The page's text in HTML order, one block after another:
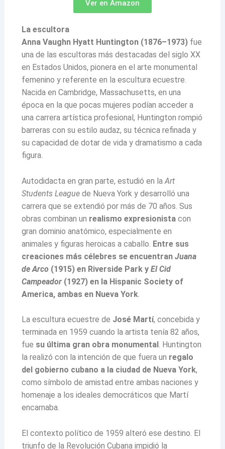
Ver en Amazon
La escultora
Anna Vaughn Hyatt Huntington (1876–1973)fue
una de las escultoras más destacadas del siglo XX
en Estados Unidos, pionera en el arte monumental
femenino y referente en la escultura ecuestre.
Nacida en Cambridge, Massachusetts, en una
época en la que pocas mujeres podían acceder a
una carrera artística profesional, Huntington rompió
barreras con su estilo audaz, su técnica refinada y
su capacidad de dotar de vida y dramatismo a cada
figura.
Autodidacta en gran parte, estudió en la Art
Students Leaguede Nueva York y desarrolló una
carrera que se extendió por más de 70 años. Sus
obras combinan un realismo expresionistacon
gran dominio anatómico, especialmente en
animales y figuras heroicas a caballo. Entre sus
creaciones más célebres se encuentran Juana
de Arco (1915) en Riverside Park y El Cid
Campeador(1927) en la Hispanic Society of
America, ambas en Nueva York.
La escultura ecuestre de José Martí, concebida y
terminada en 1959 cuando la artista tenía 82 años,
fue su última gran obra monumental . Huntington
la realizó con la intención de que fuera un regalo
del gobierno cubano a la ciudad de Nueva York,
como símbolo de amistad entre ambas naciones y
homenaje a los ideales democráticos que Martí
encarnaba.
El contexto político de 1959 alteró ese destino. El
triunfo de la Revolución Cubana impidió la